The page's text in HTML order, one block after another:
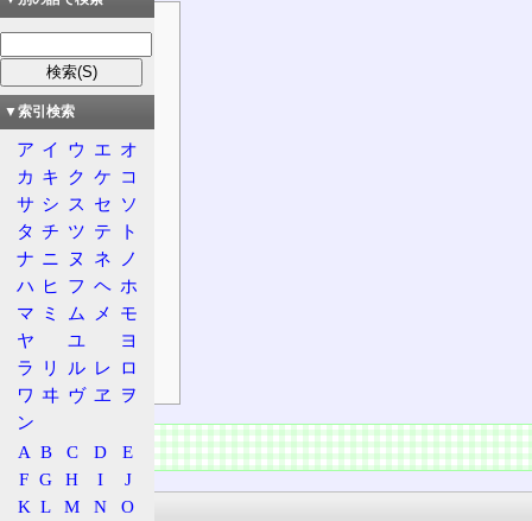
情報
漢字
意義
概要
大漢和辞典
康熙字典
日本語
発音
熟語
補足
符号
情報
漢字
▼索引検索
ア イ ウ エ オ
カ キ ク ケ コ
サ シ ス セ ソ
タ チ ツ テ
ト
ナ ニ ヌ ネ
ノ
ハ ヒ フ ヘ ホ
マ ミ ム メ
モ
ヤ
ユ
ヨ
ラ
リ ル レ ロ
ワ ヰ ヴ ヱ
ヲ
ン
A B C D
E
F G H I
J
K L M N
O